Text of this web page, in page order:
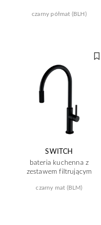
czarny półmat (BLH)
SWITCH
bateria kuchenna z
zestawem filtrującym
czarny mat (BLM)